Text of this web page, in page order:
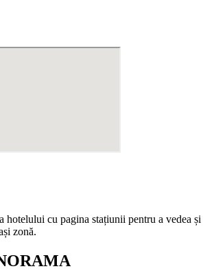
hotelului cu pagina stațiunii pentru a vedea și
zonă.